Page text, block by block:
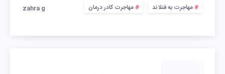
مهاجرت به فنلاند مهاجرت کادر درمان zahra g